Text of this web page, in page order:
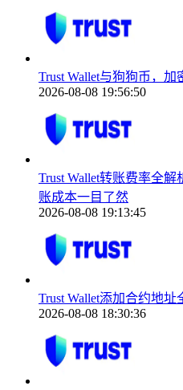
Trust Wallet与狗狗币，
2026-08-08 19:56:50
Trust Wallet转账费率全
账成本一目了然
2026-08-08 19:13:45
Trust Wallet添加合约地
2026-08-08 18:30:36